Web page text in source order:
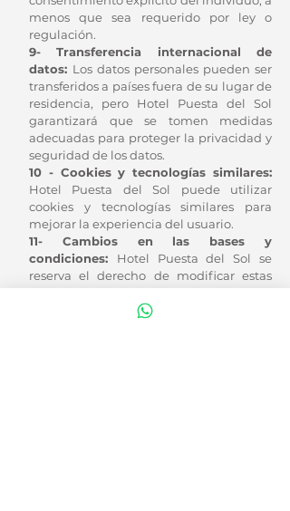
menos que sea requerido por ley o
regulación.
9- Transferencia internacional de
datos: Los datos personales pueden ser
transferidos a países fuera de su lugar de
residencia, pero Hotel Puesta del Sol
garantizará que se tomen medidas
adecuadas para proteger la privacidad y
seguridad de los datos.
10 - Cookies y tecnologías similares:
Hotel Puesta del Sol puede utilizar
cookies y tecnologías similares para
mejorar la experiencia del usuario.
11- Cambios en las bases y
condiciones: Hotel Puesta del Sol se
reserva el derecho de modificar estas
momento. Los cambios se publicarán en